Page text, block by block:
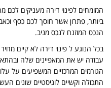
המומחים לפינוי דירה מעניקים לכם
ביותר, פתרון אשר חוסך לכם כסף
הנכס המוזנח לנכס מניב.
בכל הנוגע ל פינוי דירה לא קיים
עבודה יש את המאפיינים שלה
הגורמים המרכזיים המשפיעים על
התכולה וקשיים לוגיסטיים שונים